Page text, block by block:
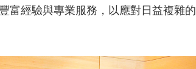
富經驗與專業服務，以應對日益複雜的